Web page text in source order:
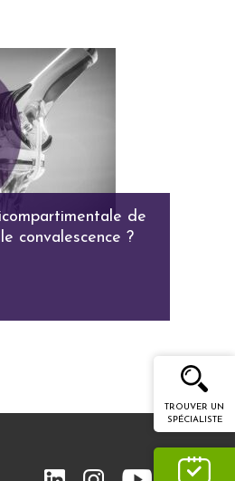
TROUVER UN
SPÉCIALISTE
de
convalescence ?